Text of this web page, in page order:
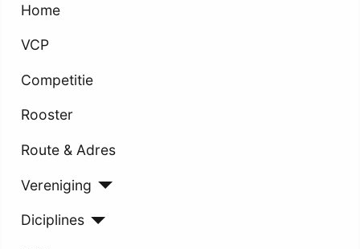
Home
VCP
Competitie
Rooster
Route & Adres
Vereniging
Diciplines